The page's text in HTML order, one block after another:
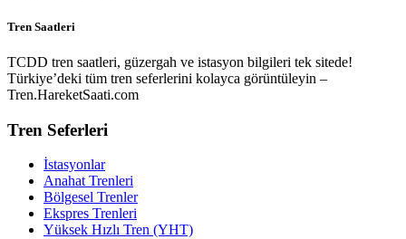
Tren Saatleri
TCDD tren saatleri, güzergah ve istasyon bilgileri tek sitede!
Türkiye’deki tüm tren seferlerini kolayca görüntüleyin –
Tren.HareketSaati.com
Tren Seferleri
İstasyonlar
Anahat Trenleri
Bölgesel Trenler
Ekspres Trenleri
Yüksek Hızlı Tren (YHT)